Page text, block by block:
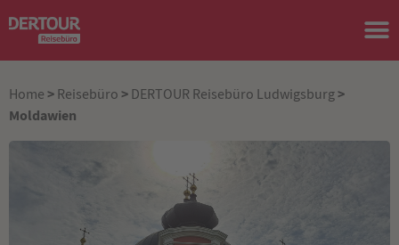
Home > Reisebüro > DERTOUR Reisebüro Ludwigsburg >
Moldawien